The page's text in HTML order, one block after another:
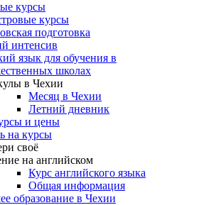
курсы
курсы
подготовка
интенсив
язык для обучения в
школах
в Чехии
Месяц в Чехии
Летний дневник
и цены
на курсы
своё
на английском
Курс английского языка
Общая информация
образование в Чехии